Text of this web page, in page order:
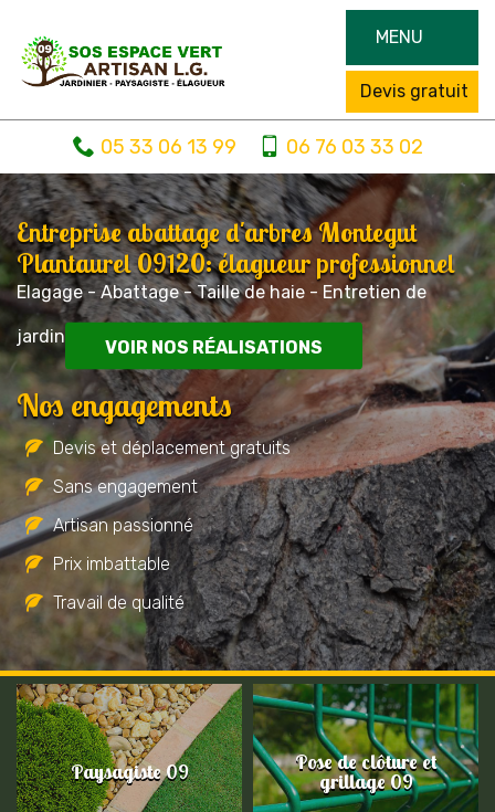
MENU
Devis gratuit
05 33 06 13 99 06 76 03 33 02
Entreprise abattage d'arbres Montegut
Plantaurel 09120: élagueur professionnel
Elagage - Abattage - Taille de haie - Entretien de
jardin
VOIR NOS RÉALISATIONS
Nos engagements
Devis et déplacement gratuits
Sans engagement
Artisan passionné
Prix imbattable
Travail de qualité
Paysagiste 09 Pose de clôture et
grillage 09